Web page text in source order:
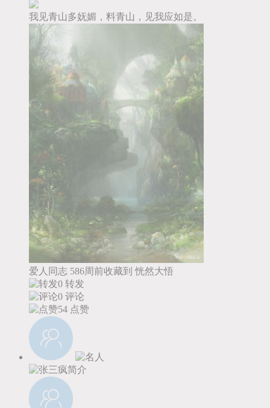
我见青山多妩媚，料青山，见我应如是。
爱人同志 586周前收藏到 恍然大悟
0 转发
0 评论
54 点赞